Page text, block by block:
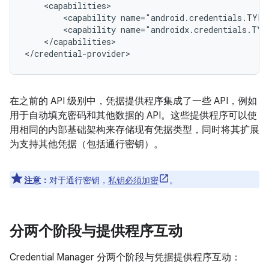
<capability
<capability
</capabilities>
在之前的 API 级别中，凭据提供程序集成了一些 API，例如
用于自动填充密码和其他数据的 API。这些提供程序可以使
用相同的内部基础架构来存储现有凭据类型，同时将其扩展
为支持其他凭据（包括通行密钥）。
注意： 对于通行密钥， 私钥必须加密 。
分两个阶段与提供程序互动
Credential Manager 分两个阶段与凭据提供程序互动：